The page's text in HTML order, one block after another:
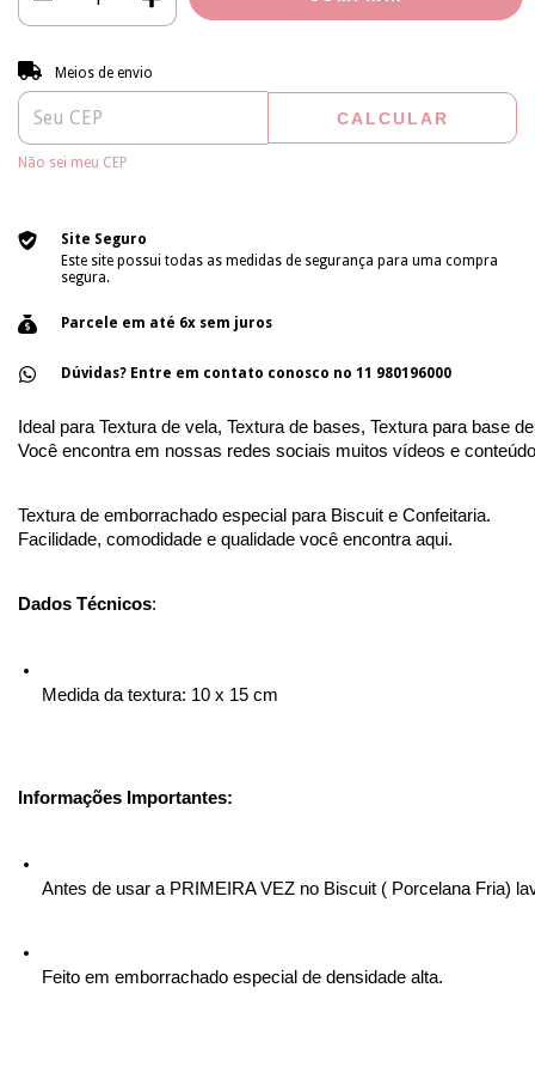
Entregas para o CEP:
Meios de envio
CALCULAR
Não sei meu CEP
Site Seguro
Este site possui todas as medidas de segurança para uma compra
segura.
Parcele em até 6x sem juros
Dúvidas? Entre em contato conosco no 11 980196000
Ideal para Textura de vela, Textura de bases, Textura para base
Você encontra em nossas redes sociais muitos vídeos e
Textura de emborrachado especial para Biscuit e Confeitaria.
Facilidade, comodidade e qualidade você encontra aqui.
Dados Técnicos:
Medida da textura: 10 x 15 cm
Informações Importantes:
Antes de usar a PRIMEIRA VEZ no Biscuit ( Porcelana Fria)
Feito em emborrachado especial de densidade alta.